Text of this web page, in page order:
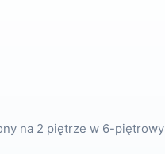
na 2 piętrze w 6-